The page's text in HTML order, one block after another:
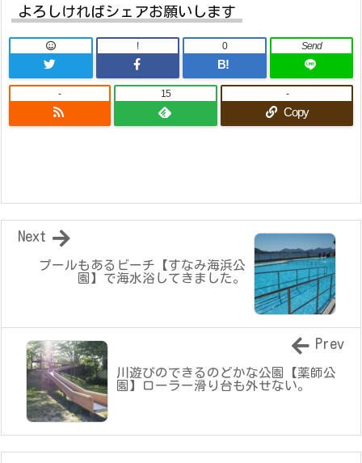
よろしければシェアお願いします
!
B!
0 Send
- 15
Copy
-
プールもあるビーチ【すなみ海浜公
園】で海水浴してきました。
Next
川遊びのできるのどかな公園【薬師公
園】ローラー滑り台も外せない。
Prev